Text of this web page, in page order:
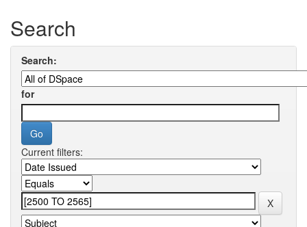
Search
Search:
for
Current filters: